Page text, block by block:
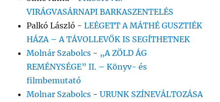
VIRÁGVASÁRNAPI BARKASZENTELÉS
Palkó László -LEÉGETT A MÁTHÉ GUSZTIÉK
HÁZA – A TÁVOLLEVŐK IS SEGÍTHETNEK
Molnár Szabolcs - „A ZÖLD ÁG
REMÉNYSÉGE” II. – Könyv- és
filmbemutató
Molnar Szabolcs -URUNK SZÍNEVÁLTOZÁSA